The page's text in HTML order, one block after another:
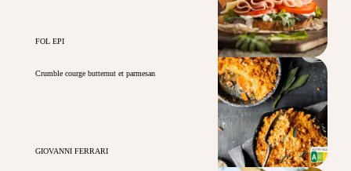
FOL EPI
Crumble courge butternut et parmesan
GIOVANNI FERRARI